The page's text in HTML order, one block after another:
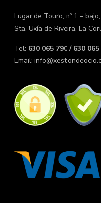
Lugar de Touro, nº 1 –
Sta. Uxía de Riveira, La
Tel: 630 065 790 / 630 065
Email: